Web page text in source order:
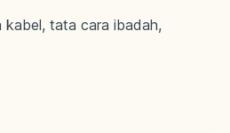
kabel, tata cara ibadah,